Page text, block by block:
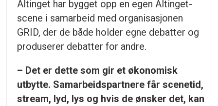
Altinget har bygget opp en egen Altinget-
scene i samarbeid med organisasjonen
GRID, der de både holder egne debatter og
produserer debatter for andre.
– Det er dette som gir et økonomisk
utbytte. Samarbeidspartnere får scenetid,
stream, lyd, lys og hvis de ønsker det, kan